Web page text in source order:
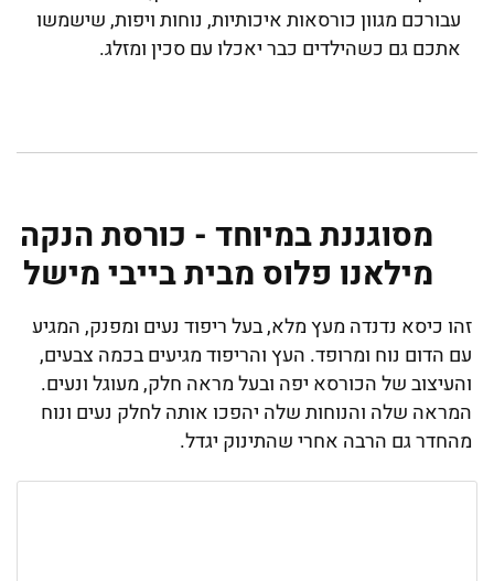
עבורכם מגוון כורסאות איכותיות, נוחות ויפות, שישמשו
אתכם גם כשהילדים כבר יאכלו עם סכין ומזלג.
מסוגננת במיוחד - כורסת הנקה
מילאנו פלוס מבית בייבי מישל
זהו כיסא נדנדה מעץ מלא, בעל ריפוד נעים ומפנק, המגיע
עם הדום נוח ומרופד. העץ והריפוד מגיעים בכמה צבעים,
והעיצוב של הכורסא יפה ובעל מראה חלק, מעוגל ונעים.
המראה שלה והנוחות שלה יהפכו אותה לחלק נעים ונוח
מהחדר גם הרבה אחרי שהתינוק יגדל.